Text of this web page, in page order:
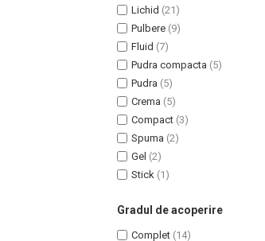
Lichid (21)
Pulbere (9)
Fluid (7)
Pudra compacta (5)
Pudra (5)
Crema (5)
Compact (3)
Spuma (2)
Gel (2)
Stick (1)
Gradul de acoperire
Complet (14)